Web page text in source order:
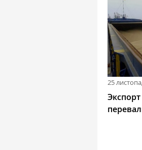
25